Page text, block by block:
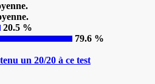
20.5 %
79.6 %
un 20/20 à ce test